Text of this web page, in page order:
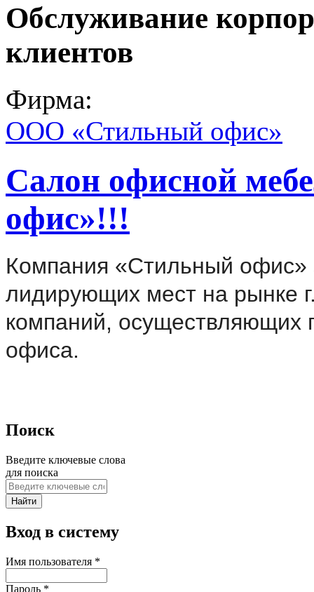
Обслуживание
клиентов
Фирма:
ООО «Стильный офис»
Салон офисной
офис»!!!
Компания «Стильный офис»
лидирующих мест на рынке
компаний, осуществляющих
офиса.
Поиск
Введите ключевые слова
для поиска
Вход в систему
Имя пользователя *
Пароль *